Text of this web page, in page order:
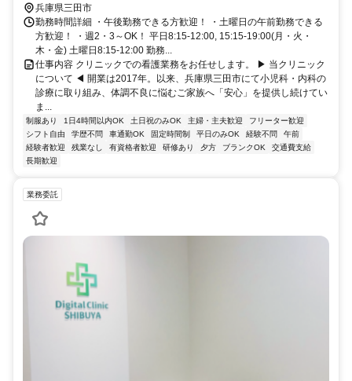
兵庫県三田市
勤務時間詳細 ・午後勤務できる方歓迎！ ・土曜日の午前勤務できる
方歓迎！ ・週2・3～OK！ 平日8:15-12:00, 15:15-19:00(月・火・
木・金) 土曜日8:15-12:00 勤務...
仕事内容 クリニックでの看護業務をお任せします。 ▶ 当クリニック
について ◀ 開業は2017年。以来、兵庫県三田市にて小児科・内科の
診療に取り組み、体調不良に悩むご家族へ「安心」を提供し続けてい
ま...
制服あり 1日4時間以内OK 土日祝のみOK 主婦・主夫歓迎
フリーター歓迎
シフト自由
学歴不問 車通勤OK 固定時間制 平日のみOK 経験不問
午前
経験者歓迎
残業なし 有資格者歓迎 研修あり 夕方 ブランクOK
交通費支給
長期歓迎
業務委託